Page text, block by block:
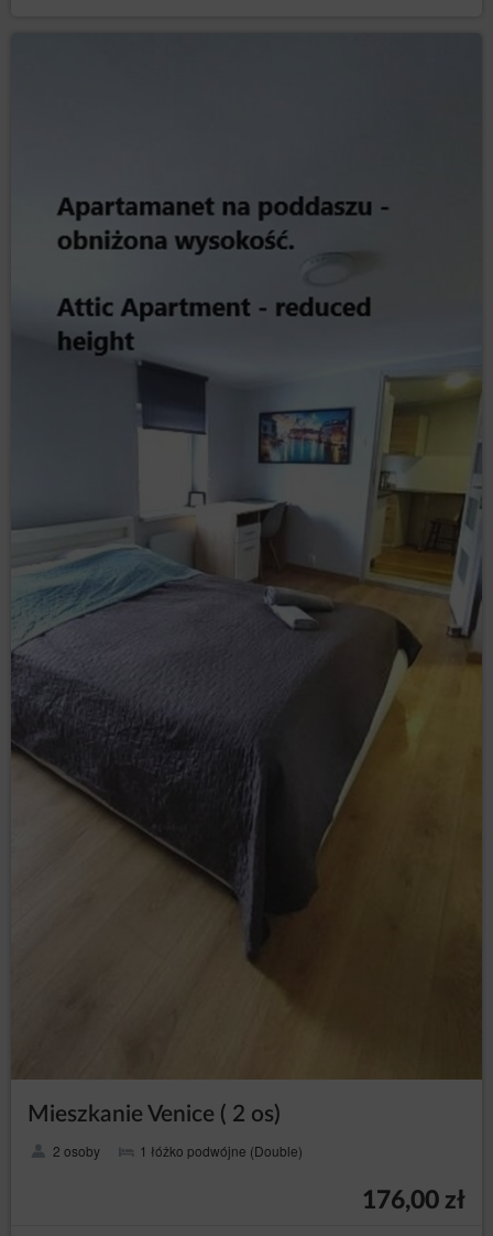
pozostałych stron, pod którymi dostępny jest Serwis.
Gość/Użytkownik może wypowiedzieć umowę o
świadczenie usługi drogą elektroniczną w każdym
Usługodawcę za pomocą wiadomości e-mail lub
pisemnie na adres Administratora danych, podany w
dziale I punkcie 2 niniejszej Polityki Prywatności i
Cookies.
Usługodawca ma prawo rozwiązać umowę o
zaprzestania świadczenia lub przeniesienia usługi
Serwisu na osobę trzecią, naruszenia przez
Gościa/Użytkownika prawa lub postanowień
Regulaminu, a także w przypadku braku aktywności
Gościa/Użytkownika przez okres 6 miesięcy.
Rozwiązanie umowy następuje z zachowaniem
siedmiodniowego okresu wypowiedzenia.
Usługodawca może zastrzec, że ponowna rejestracja
Konta będzie wymagać zezwolenia Usługodawcy.
Zamknij
Mieszkanie Venice ( 2 os)
2 osoby 1 łóżko podwójne (Double)
176,00 zł